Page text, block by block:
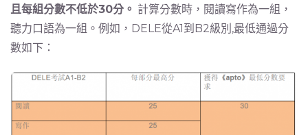
且每組分數不低於30分。 計算分數時，閱讀寫作為一組，
聽力口語為一組。例如，DELE從A1到B2級別,最低通過分
數如下：